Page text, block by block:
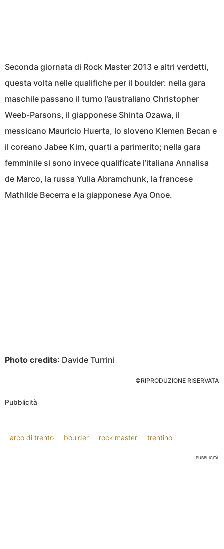
Seconda giornata di Rock Master 2013 e altri verdetti,
questa volta nelle qualifiche per il boulder: nella gara
maschile passano il turno l’australiano Christopher
Weeb-Parsons, il giapponese Shinta Ozawa, il
messicano Mauricio Huerta, lo sloveno Klemen Becan e
il coreano Jabee Kim, quarti a parimerito; nella gara
femminile si sono invece qualificate l’italiana Annalisa
de Marco, la russa Yulia Abramchunk, la francese
Mathilde Becerra e la giapponese Aya Onoe.
Photo credits: Davide Turrini
©RIPRODUZIONE RISERVATA
Pubblicità
arco di trento boulder rock master trentino
PUBBLICITÀ